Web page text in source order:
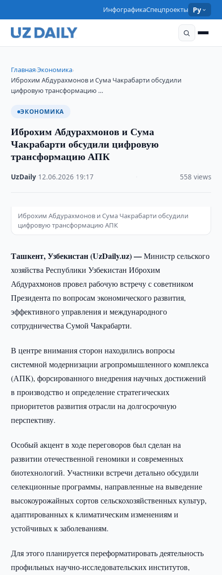
ИнфографикаСпецпроекты Ру
Главная›Экономика›
Иброхим Абдурахмонов и Сума Чакрабарти обсудили
цифровую трансформацию …
ЭКОНОМИКА
Иброхим Абдурахмонов и Сума
Чакрабарти обсудили цифровую
трансформацию АПК
UzDaily 12.06.2026 19:17 558 views
Иброхим Абдурахмонов и Сума Чакрабарти обсудили
цифровую трансформацию АПК
Ташкент, Узбекистан (UzDaily.uz) —Министр сельского
хозяйства Республики Узбекистан Иброхим
Абдурахмонов провел рабочую встречу с советником
Президента по вопросам экономического развития,
эффективного управления и международного
сотрудничества Сумой Чакрабарти.
В центре внимания сторон находились вопросы
системной модернизации агропромышленного комплекса
(АПК), форсированного внедрения научных достижений
в производство и определение стратегических
приоритетов развития отрасли на долгосрочную
перспективу.
Особый акцент в ходе переговоров был сделан на
развитии отечественной геномики и современных
биотехнологий. Участники встречи детально обсудили
селекционные программы, направленные на выведение
высокоурожайных сортов сельскохозяйственных культур,
адаптированных к климатическим изменениям и
устойчивых к заболеваниям.
Для этого планируется переформатировать деятельность
профильных научно-исследовательских институтов,